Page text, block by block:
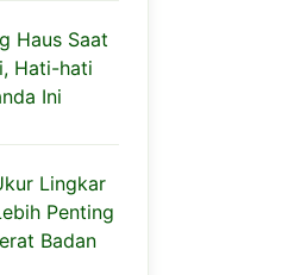
Haus Saat
Hati-hati
Ini
Lingkar
Penting
Badan